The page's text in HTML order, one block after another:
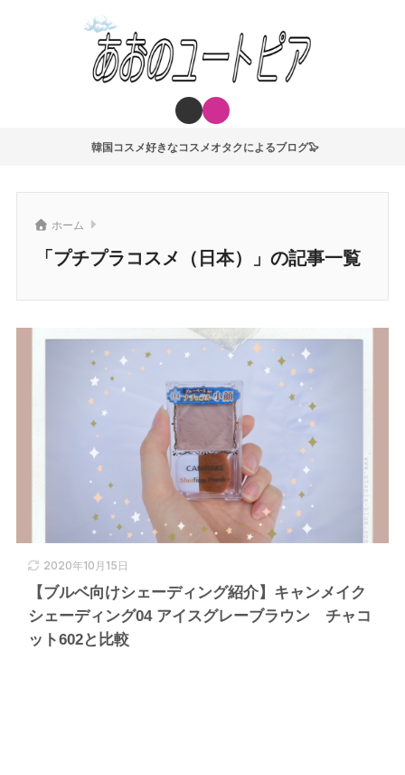
韓国コスメ好きなコスメオタクによるブログ🦭
ホーム
「プチプラコスメ（日本）」の記事一覧
2020年10月15日
【ブルベ向けシェーディング紹介】キャンメイク
シェーディング04 アイスグレーブラウン チャコ
ット602と比較